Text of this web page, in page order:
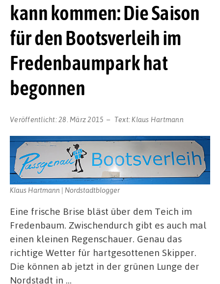
kann kommen: Die Saison
für den Bootsverleih im
Fredenbaumpark hat
begonnen
Veröffentlicht:28. März 2015 Text:Klaus Hartmann
Klaus Hartmann | Nordstadtblogger
Eine frische Brise bläst über dem Teich im
Fredenbaum. Zwischendurch gibt es auch mal
einen kleinen Regenschauer. Genau das
richtige Wetter für hartgesottenen Skipper.
Die können ab jetzt in der grünen Lunge der
Nordstadt in …